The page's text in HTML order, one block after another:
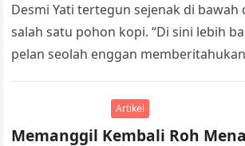
at
s
c
e
p
y
Li
n
k
o
gl
Tr
a
ar
e
Desmi Yati tertegun sejenak di bawah
salah satu pohon kopi. “Di sini lebih
pelan seolah enggan
Artikel
Memanggil Kembali Roh